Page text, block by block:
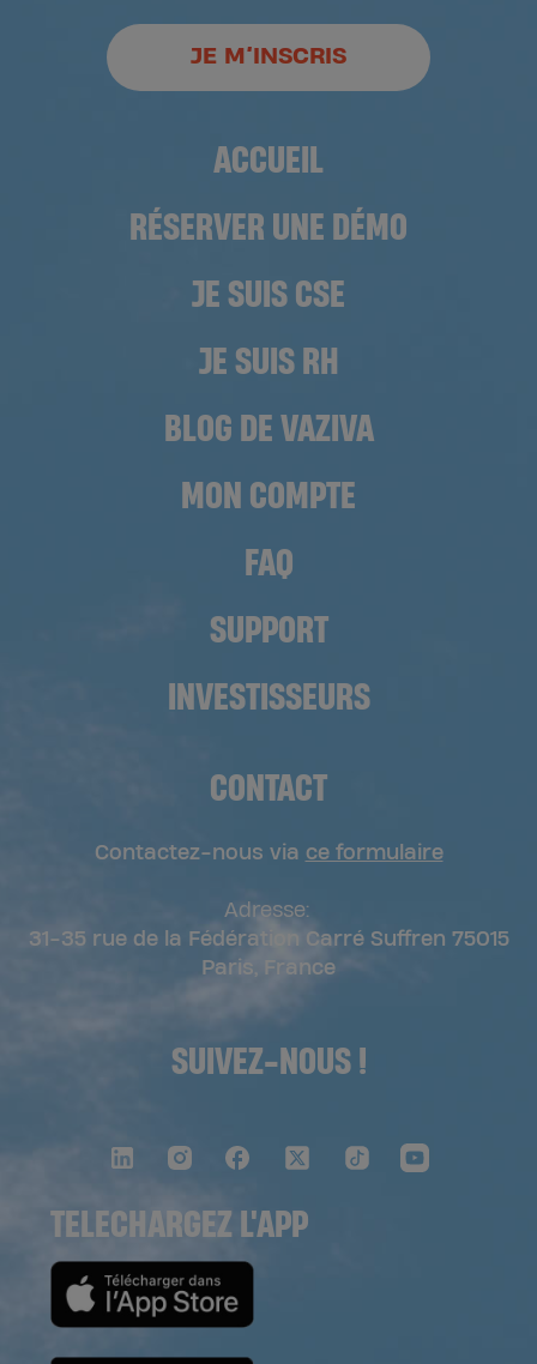
ACCUEIL
RÉSERVER UNE DÉMO
JE SUIS CSE
JE SUIS RH
BLOG DE VAZIVA
MON COMPTE
FAQ
SUPPORT
INVESTISSEURS
CONTACT
Contactez-nous via ce formulaire
Adresse:
31-35 rue de la Fédération Carré Suffren 75015
Paris, France
SUIVEZ-NOUS !
TELECHARGEZ L'APP
JE M’INSCRIS